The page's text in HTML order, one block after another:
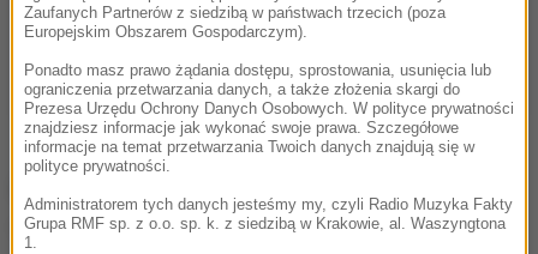
Tagi:pożar
Zaufanych Partnerów z siedzibą w państwach trzecich (poza
Europejskim Obszarem Gospodarczym).
Ponadto masz prawo żądania dostępu, sprostowania, usunięcia lub
ograniczenia przetwarzania danych, a także złożenia skargi do
Prezesa Urzędu Ochrony Danych Osobowych. W polityce prywatności
znajdziesz informacje jak wykonać swoje prawa. Szczegółowe
informacje na temat przetwarzania Twoich danych znajdują się w
polityce prywatności.
Administratorem tych danych jesteśmy my, czyli Radio Muzyka Fakty
Grupa RMF sp. z o.o. sp. k. z siedzibą w Krakowie, al. Waszyngtona
1.